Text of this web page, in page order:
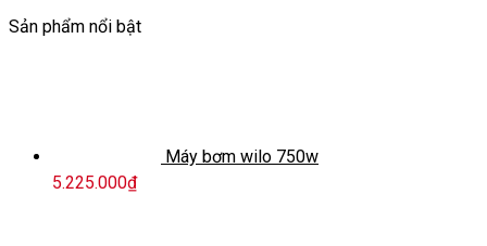
Sản phẩm nổi bật
Máy bơm wilo 750w
5.225.000₫